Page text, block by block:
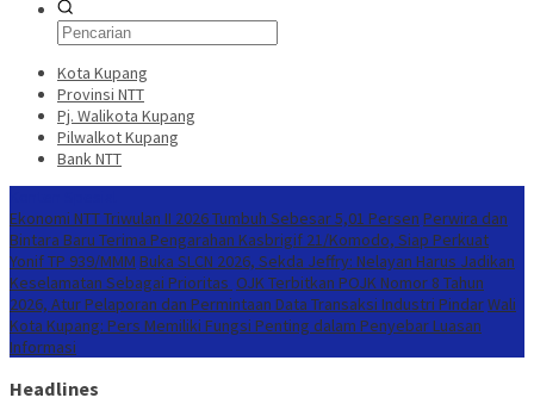
Kota Kupang
Provinsi NTT
Pj. Walikota Kupang
Pilwalkot Kupang
Bank NTT
Ekonomi NTT Triwulan II 2026 Tumbuh Sebesar 5,01 Persen Perwira dan
Bintara Baru Terima Pengarahan Kasbrigif 21/Komodo, Siap Perkuat
Yonif TP 939/MMM Buka SLCN 2026, Sekda Jeffry: Nelayan Harus Jadikan
Keselamatan Sebagai Prioritas OJK Terbitkan POJK Nomor 8 Tahun
2026, Atur Pelaporan dan Permintaan Data Transaksi Industri PindarWali
Kota Kupang: Pers Memiliki Fungsi Penting dalam Penyebar Luasan
Informasi
Headlines